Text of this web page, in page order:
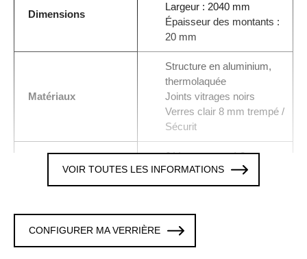
Dimensions
Largeur : 2040 mm
Épaisseur des montants :
20 mm
Matériaux
Structure en aluminium,
thermolaquée
Joints vitrages noirs
Verres clair 8 mm trempé /
Sécurit
Vitrages
6 Verres trempé 8 mm
clair
La verrière est fixée sur
les 4 cotés. Cette option
VOIR TOUTES LES INFORMATIONS
CONFIGURER MA VERRIÈRE